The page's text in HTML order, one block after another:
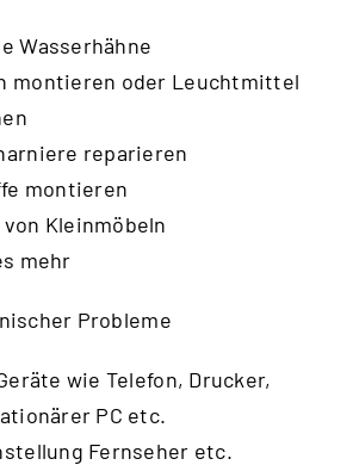
Wasserhähne
montieren oder Leuchtmittel
reparieren
montieren
von Kleinmöbeln
mehr
Probleme
wie Telefon, Drucker,
PC etc.
Fernseher etc.